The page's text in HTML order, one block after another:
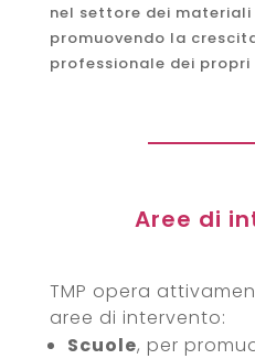
nel settore dei
promuovendo la
professionale dei propri
Aree di
TMP opera
aree di intervento:
Scuole, per